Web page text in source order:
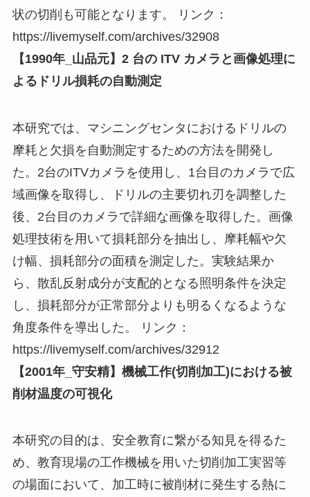
状の切削も可能となります。 リンク：
https://livemyself.com/archives/32908
【1990年_山品元】2 台の ITV カメラと画像処理に
よるドリル損耗の自動測定
本研究では、マシニングセンタにおけるドリルの
摩耗と欠損を自動測定するための方法を開発し
た。2台のITVカメラを使用し、1台目のカメラで広
域画像を取得し、ドリルの主要切れ刃を調整した
後、2台目のカメラで詳細な画像を取得した。画像
処理技術を用いて損耗部分を抽出し、摩耗幅や欠
け幅、損耗部分の面積を測定した。実験結果か
ら、散乱反射成分が支配的となる照明条件を決定
し、損耗部分が正常部分よりも明るくなるような
角度条件を導出した。 リンク：
https://livemyself.com/archives/32912
【2001年_守安精】機械工作(切削加工)における被
削材温度の可視化
本研究の目的は、安全教育に繋がる知見を得るた
め、教育現場の工作機械を用いた切削加工実習等
の場面において、加工時に被削材に発生する熱に